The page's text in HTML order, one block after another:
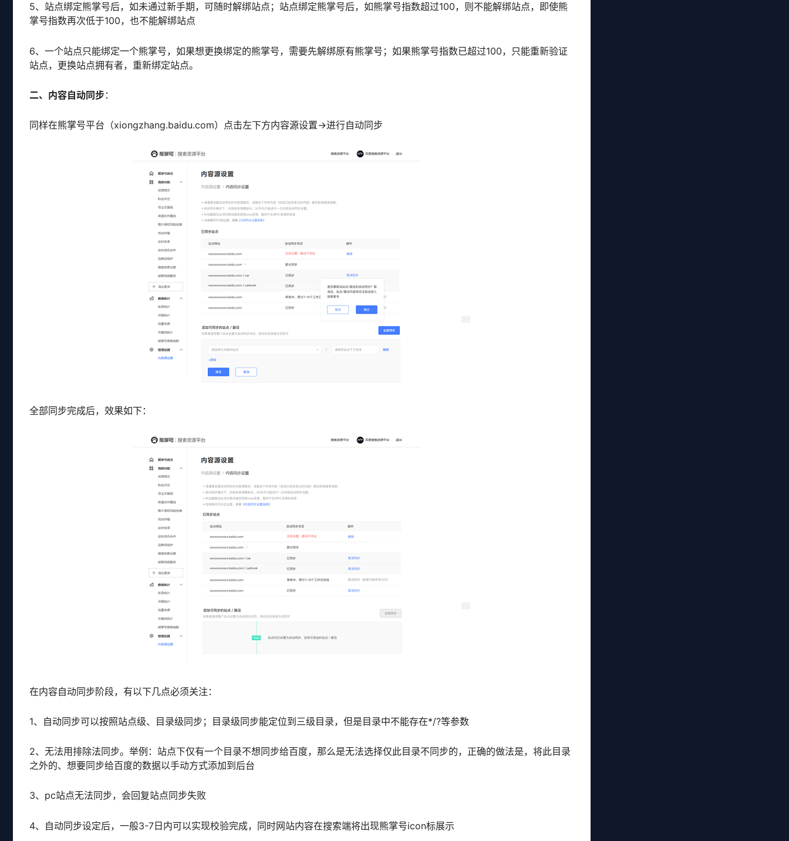
5、站点绑定熊掌号后，如未通过新手期，可随时解绑站点；站点绑定熊掌号后，如熊掌号指数超过100，则不能解绑站点，即使熊
掌号指数再次低于100，也不能解绑站点
6、一个站点只能绑定一个熊掌号，如果想更换绑定的熊掌号，需要先解绑原有熊掌号；如果熊掌号指数已超过100，只能重新验证
站点，更换站点拥有者，重新绑定站点。
二、内容自动同步：
同样在熊掌号平台（xiongzhang.baidu.com）点击左下方内容源设置→进行自动同步
全部同步完成后，效果如下：
在内容自动同步阶段，有以下几点必须关注：
1、自动同步可以按照站点级、目录级同步；目录级同步能定位到三级目录，但是目录中不能存在*/?等参数
2、无法用排除法同步。举例：站点下仅有一个目录不想同步给百度，那么是无法选择仅此目录不同步的，正确的做法是，将此目录
之外的、想要同步给百度的数据以手动方式添加到后台
3、pc站点无法同步，会回复站点同步失败
4、自动同步设定后，一般3-7日内可以实现校验完成，同时网站内容在搜索端将出现熊掌号icon标展示